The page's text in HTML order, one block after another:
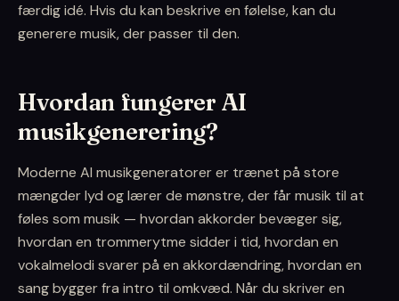
færdig idé. Hvis du kan beskrive en følelse, kan du
generere musik, der passer til den.
Hvordan fungerer AI
musikgenerering?
Moderne AI musikgeneratorer er trænet på store
mængder lyd og lærer de mønstre, der får musik til at
føles som musik — hvordan akkorder bevæger sig,
hvordan en trommerytme sidder i tid, hvordan en
vokalmelodi svarer på en akkordændring, hvordan en
sang bygger fra intro til omkvæd. Når du skriver en